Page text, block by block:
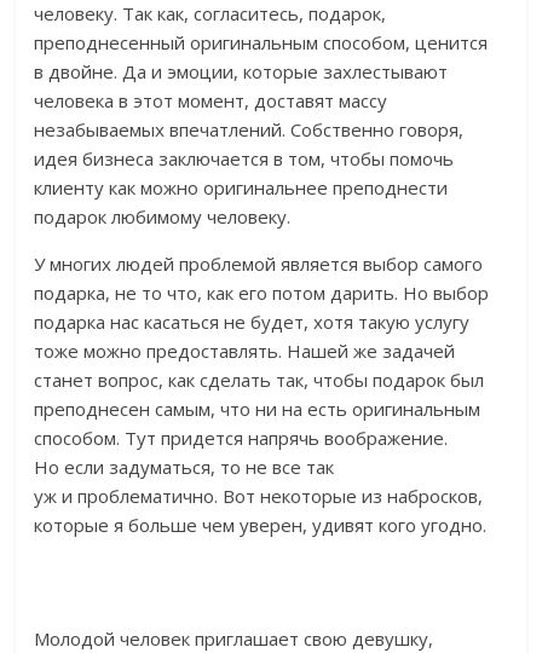
человеку. Так как, согласитесь, подарок,
преподнесенный оригинальным способом, ценится
в двойне. Да и эмоции, которые захлестывают
человека в этот момент, доставят массу
незабываемых впечатлений. Собственно говоря,
идея бизнеса заключается в том, чтобы помочь
клиенту как можно оригинальнее преподнести
подарок любимому человеку.
У многих людей проблемой является выбор самого
подарка, не то что, как его потом дарить. Но выбор
подарка нас касаться не будет, хотя такую услугу
тоже можно предоставлять. Нашей же задачей
станет вопрос, как сделать так, чтобы подарок был
преподнесен самым, что ни на есть оригинальным
способом. Тут придется напрячь воображение.
Но если задуматься, то не все так
уж и проблематично. Вот некоторые из набросков,
которые я больше чем уверен, удивят кого угодно.
Молодой человек приглашает свою девушку,